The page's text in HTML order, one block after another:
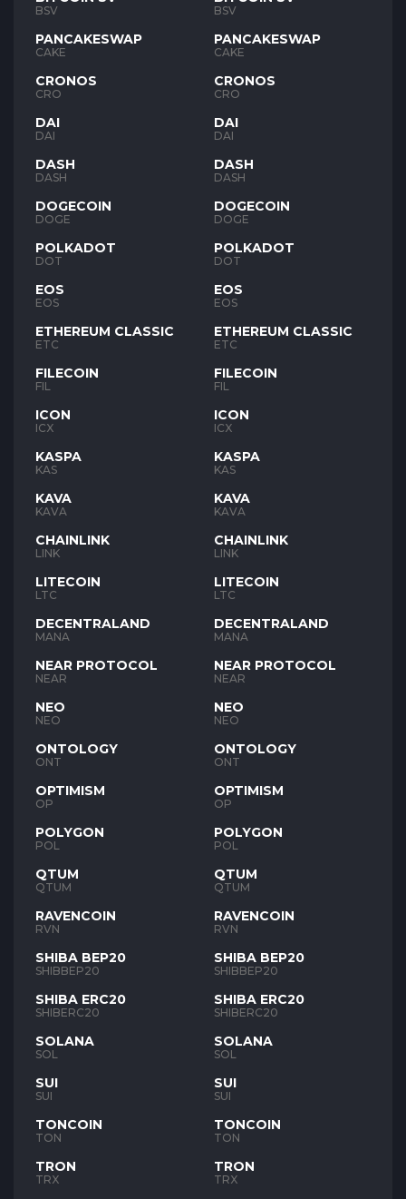
BSV
PANCAKESWAP
CAKE
CRONOS
CRO
DAI
DAI
DASH
DASH
DOGECOIN
DOGE
POLKADOT
DOT
EOS
EOS
ETHEREUM CLASSIC
ETC
FILECOIN
FIL
ICON
ICX
KASPA
KAS
KAVA
KAVA
CHAINLINK
LINK
LITECOIN
LTC
DECENTRALAND
MANA
NEAR PROTOCOL
NEAR
NEO
NEO
ONTOLOGY
ONT
OPTIMISM
OP
POLYGON
POL
QTUM
QTUM
RAVENCOIN
RVN
SHIBA BEP20
SHIBBEP20
SHIBA ERC20
SHIBERC20
SOLANA
SOL
SUI
SUI
TONCOIN
TON
TRON
TRX
BSV
PANCAKESWAP
CAKE
CRONOS
CRO
DAI
DAI
DASH
DASH
DOGECOIN
DOGE
POLKADOT
DOT
EOS
EOS
ETHEREUM CLASSIC
ETC
FILECOIN
FIL
ICON
ICX
KASPA
KAS
KAVA
KAVA
CHAINLINK
LINK
LITECOIN
LTC
DECENTRALAND
MANA
NEAR PROTOCOL
NEAR
NEO
NEO
ONTOLOGY
ONT
OPTIMISM
OP
POLYGON
POL
QTUM
QTUM
RAVENCOIN
RVN
SHIBA BEP20
SHIBBEP20
SHIBA ERC20
SHIBERC20
SOLANA
SOL
SUI
SUI
TONCOIN
TON
TRON
TRX